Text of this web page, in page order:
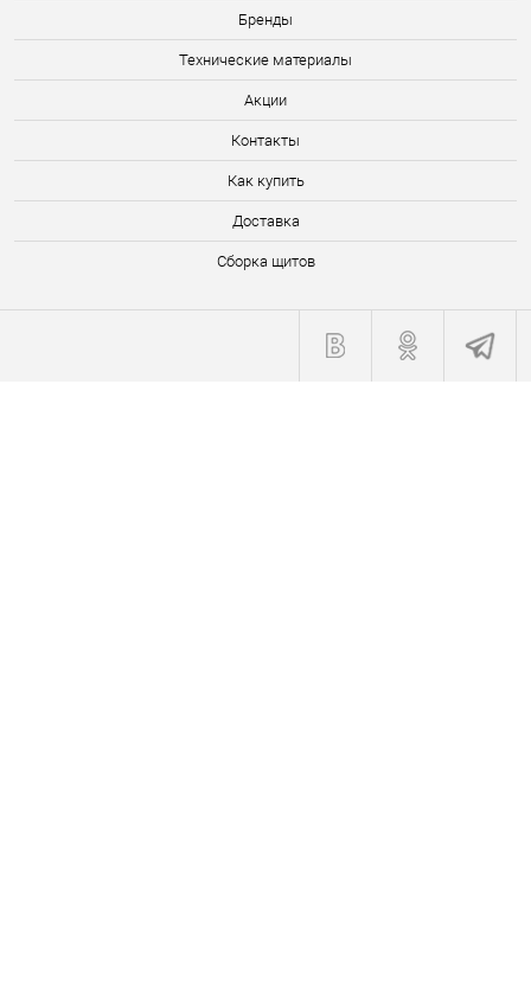
Бренды
Технические материалы
Акции
Контакты
Как купить
Доставка
Сборка щитов